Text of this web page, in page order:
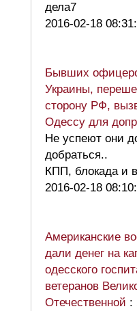
дела7
2016-02-18
Бывших
Украины,
сторону РФ,
Одессу для
Не успеют они
добраться..
КПП, блокада и
2016-02-18
Американские
дали денег на
одесского
ветеранов
Отечественной :